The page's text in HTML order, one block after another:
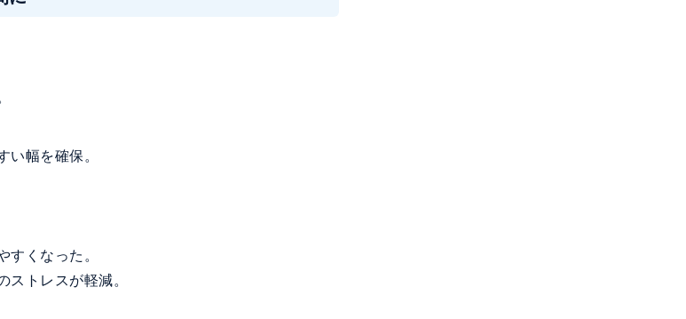
幅を確保。
くなった。
トレスが軽減。